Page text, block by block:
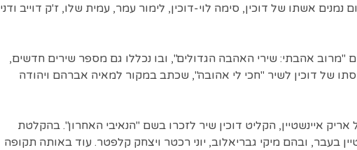
אשתו של דוכין, סימה לוי-דוכין, לימור עמר, עמית שלו, ז'ק דוייב ודני
בשם "מרוב אהבתי: שירי האהבה הגדולים", ובו נכללו גם מספר שירים חדשים,
של דוכין לשיר "חכי לי אהובה", שכתב במקור למאיה אברהם ויהודה
איינשטיין, הקליט דוכין שיר לזכרו בשם "הנאיבי האחרון". בהקלטת
בעבר, ובהם מיקי גבריאלוב, יוני רכטר ויצחק קלפטר. עוד באותה תקופה